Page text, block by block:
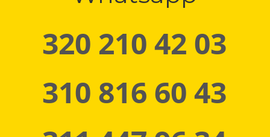
320 210 42 03
310 816 60 43